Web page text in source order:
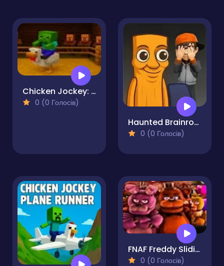
Chicken Jockey: Hidden Lava Chicken
0 (0 Голосів)
Haunted Brainrot 3D
0 (0 Голосів)
FNAF Freddy Sliding Puzzle
0 (0 Голосів)